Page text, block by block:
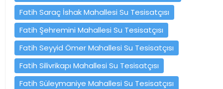
Fatih Saraç İshak Mahallesi Su Tesisatçısı
Fatih Şehremini Mahallesi Su Tesisatçısı
Fatih Seyyid Ömer Mahallesi Su Tesisatçısı
Fatih Silivrikapı Mahallesi Su Tesisatçısı
Fatih Süleymaniye Mahallesi Su Tesisatçısı